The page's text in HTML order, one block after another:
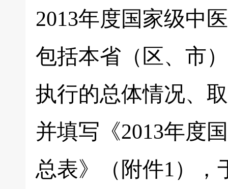
2013年度国家级中
包括本省（区、市
执行的总体情况、
并填写《2013年度
总表》（附件1），